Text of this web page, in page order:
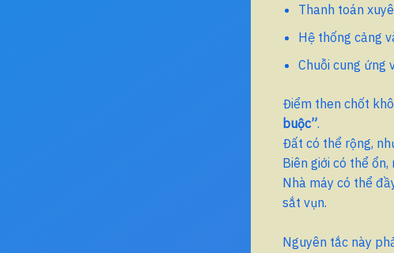
Thanh toán
Hệ thống cảng
Chuỗi cung ứng
Điểm then chốt
buộc”.
Đất có thể rộng,
Biên giới có thể
Nhà máy có thể
sắt vụn.
Nguyên tắc này